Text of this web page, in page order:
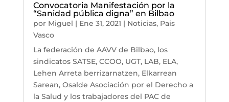
Convocatoria Manifestación por la
“Sanidad pública digna” en Bilbao
por Miguel | Ene 31, 2021 | Noticias, Pais
Vasco
La federación de AAVV de Bilbao, los
sindicatos SATSE, CCOO, UGT, LAB, ELA,
Lehen Arreta berrizarnatzen, Elkarrean
Sarean, Osalde Asociación por el Derecho a
la Salud y los trabajadores del PAC de